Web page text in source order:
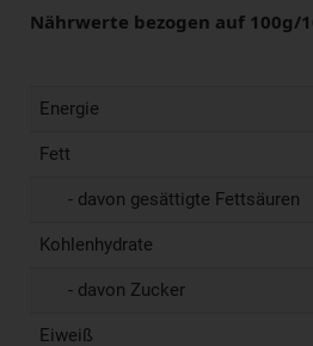
Nährwerte bezogen auf 100g/
Energie
Fett
- davon gesättigte Fettsäuren
Kohlenhydrate
- davon Zucker
Eiweiß